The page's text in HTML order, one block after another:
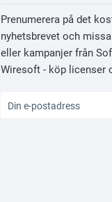
Prenumerera på det
nyhetsbrevet och
eller kampanjer från
Wiresoft - köp licenser